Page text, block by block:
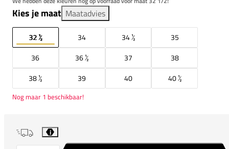
Kies je maat Maatadvies
32 ½ 34 34 ½
35
36
36 ½ 37
38
38 ½
39 40 40 ½
Nog maar 1 beschikbaar!
i